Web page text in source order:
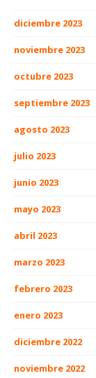
diciembre 2023
noviembre 2023
octubre 2023
septiembre 2023
agosto 2023
julio 2023
junio 2023
mayo 2023
abril 2023
marzo 2023
febrero 2023
enero 2023
diciembre 2022
noviembre 2022